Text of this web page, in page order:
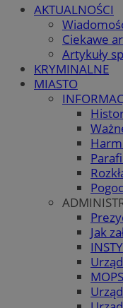
AKTUALNOŚCI
Ciekawe
Artykuły
KRYMINALNE
MIASTO
Jak
MOPS